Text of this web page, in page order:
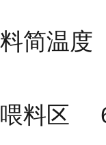
料简温度
喂料区